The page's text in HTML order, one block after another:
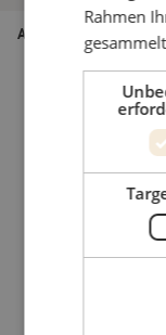
Artikel Nummer
Rahmen